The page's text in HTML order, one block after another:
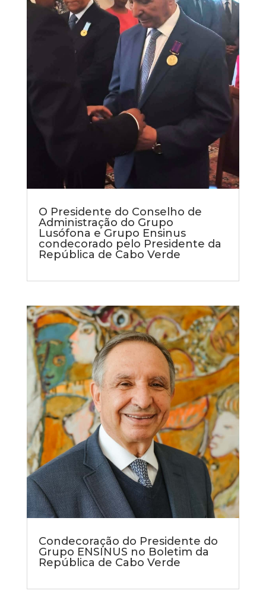
O Presidente do Conselho de
Administração do Grupo
Lusófona e Grupo Ensinus
condecorado pelo Presidente da
República de Cabo Verde
Condecoração do Presidente do
Grupo ENSINUS no Boletim da
República de Cabo Verde